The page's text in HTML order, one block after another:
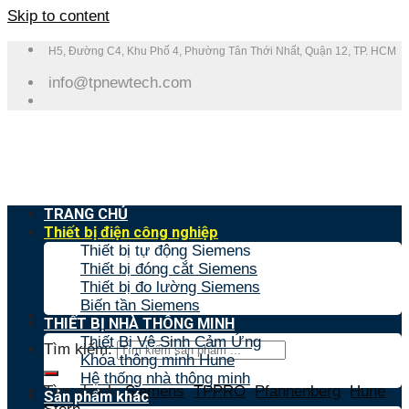
Skip to content
H5, Đường C4, Khu Phố 4, Phường Tân Thới Nhất, Quận 12, TP. HCM
info@tpnewtech.com
Tìm kiếm:
Tìm nhanh:Siemens,TPPRO,Pfannenberg,Hune,
TRANG CHỦ
Thiết bị điện công nghiệp
Thiết bị tự động Siemens
Thiết bị đóng cắt Siemens
Thiết bị đo lường Siemens
Biến tần Siemens
THIẾT BỊ NHÀ THÔNG MINH
Thiết Bị Vệ Sinh Cảm Ứng
Khóa thông minh Hune
Hệ thống nhà thông minh
Sản phẩm khác